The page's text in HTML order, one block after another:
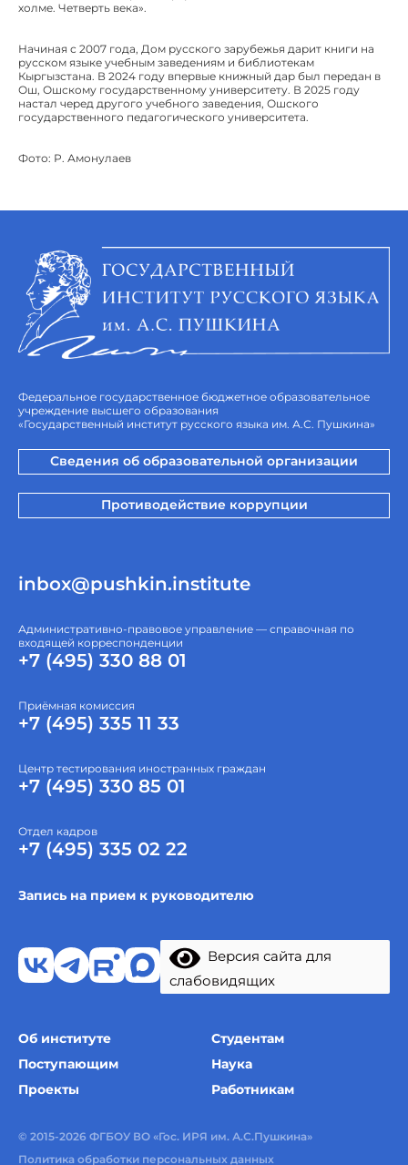
холме. Четверть века».
Начиная с 2007 года, Дом русского зарубежья дарит книги на
русском языке учебным заведениям и библиотекам
Кыргызстана. В 2024 году впервые книжный дар был передан в
Ош, Ошскому государственному университету. В 2025 году
настал черед другого учебного заведения, Ошского
государственного педагогического университета.
Фото: Р. Амонулаев
Федеральное государственное бюджетное образовательное
учреждение высшего образования
«Государственный институт русского языка им. А.С. Пушкина»
Сведения об образовательной организации
Противодействие коррупции
inbox@pushkin.institute
Административно-правовое управление — справочная по
входящей корреспонденции
+7 (495) 330 88 01
Приёмная комиссия
+7 (495) 335 11 33
Центр тестирования иностранных граждан
+7 (495) 330 85 01
Отдел кадров
+7 (495) 335 02 22
Запись на прием к руководителю
Версия сайта для
слабовидящих
Об институте
Студентам
Поступающим
Наука
Проекты
Работникам
© 2015-2026 ФГБОУ ВО «Гос. ИРЯ им. А.С.Пушкина»
Политика обработки персональных данных